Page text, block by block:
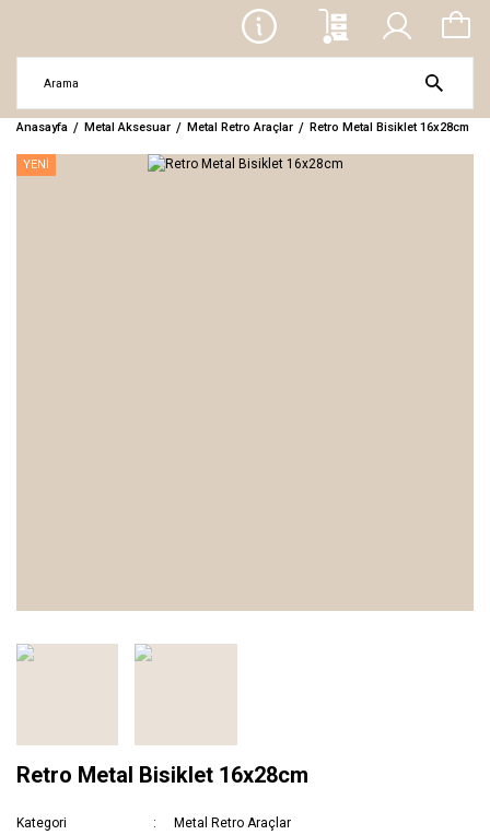
Anasayfa Metal Aksesuar Metal Retro Araçlar Retro Metal Bisiklet 16x28cm
YENİ
Retro Metal Bisiklet 16x28cm
Kategori
Metal Retro Araçlar